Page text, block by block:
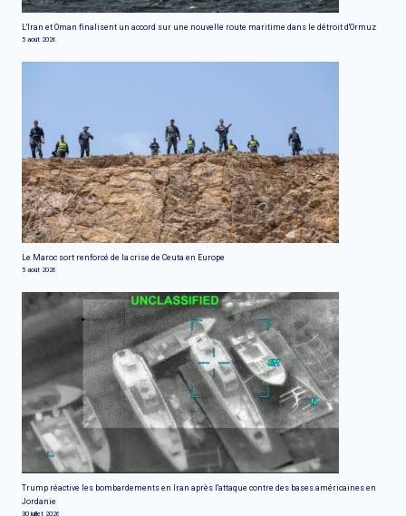
L'Iran et Oman finalisent un accord sur une nouvelle route maritime dans le détroit d'Ormuz
5 août 2026
Le Maroc sort renforcé de la crise de Ceuta en Europe
5 août 2026
Trump réactive les bombardements en Iran après l'attaque contre des bases américaines en
Jordanie
30 juillet 2026